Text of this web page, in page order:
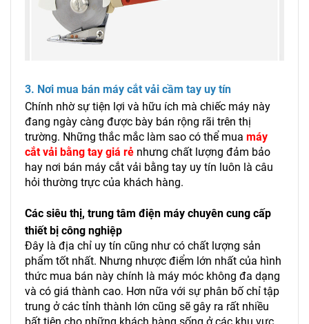
3. Nơi mua bán máy cắt vải cầm tay uy tín
Chính nhờ sự tiện lợi và hữu ích mà chiếc máy này
đang ngày càng được bày bán rộng rãi trên thị
trường. Những thắc mắc làm sao có thể mua máy
cắt vải bằng tay giá rẻ nhưng chất lượng đảm bảo
hay nơi bán máy cắt vải bằng tay uy tín luôn là câu
hỏi thường trực của khách hàng.
Các siêu thị, trung tâm điện máy chuyên cung cấp
thiết bị công nghiệp
Đây là địa chỉ uy tín cũng như có chất lượng sản
phẩm tốt nhất. Nhưng nhược điểm lớn nhất của hình
thức mua bán này chính là máy móc không đa dạng
và có giá thành cao. Hơn nữa với sự phân bố chỉ tập
trung ở các tỉnh thành lớn cũng sẽ gây ra rất nhiều
bất tiện cho những khách hàng sống ở các khu vực